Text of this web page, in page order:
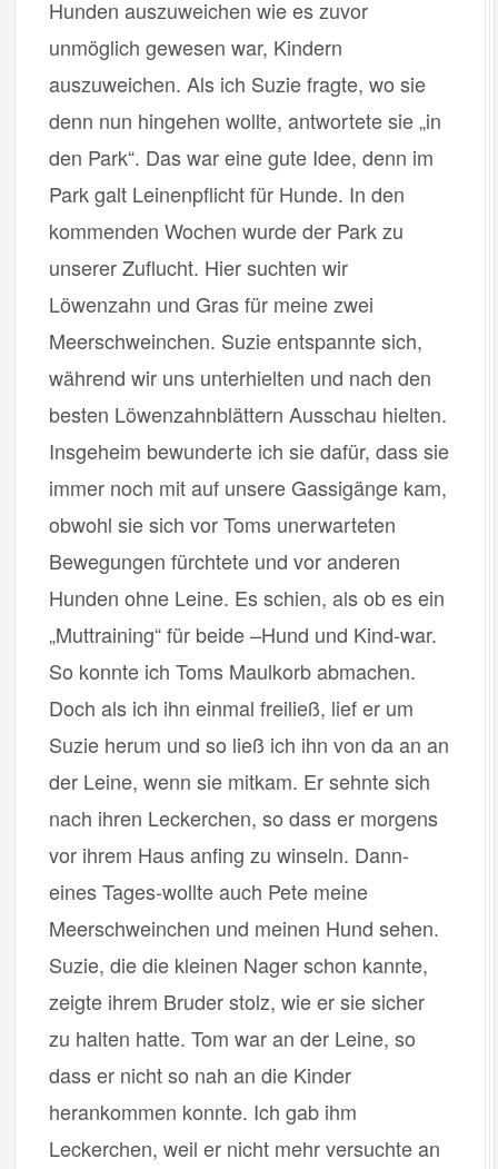
Hunden auszuweichen wie es zuvor
unmöglich gewesen war, Kindern
auszuweichen. Als ich Suzie fragte, wo sie
denn nun hingehen wollte, antwortete sie „in
den Park“. Das war eine gute Idee, denn im
Park galt Leinenpflicht für Hunde. In den
kommenden Wochen wurde der Park zu
unserer Zuflucht. Hier suchten wir
Löwenzahn und Gras für meine zwei
Meerschweinchen. Suzie entspannte sich,
während wir uns unterhielten und nach den
besten Löwenzahnblättern Ausschau hielten.
Insgeheim bewunderte ich sie dafür, dass sie
immer noch mit auf unsere Gassigänge kam,
obwohl sie sich vor Toms unerwarteten
Bewegungen fürchtete und vor anderen
Hunden ohne Leine. Es schien, als ob es ein
„Muttraining“ für beide –Hund und Kind-war.
So konnte ich Toms Maulkorb abmachen.
Doch als ich ihn einmal freiließ, lief er um
Suzie herum und so ließ ich ihn von da an an
der Leine, wenn sie mitkam. Er sehnte sich
nach ihren Leckerchen, so dass er morgens
vor ihrem Haus anfing zu winseln. Dann-
eines Tages-wollte auch Pete meine
Meerschweinchen und meinen Hund sehen.
Suzie, die die kleinen Nager schon kannte,
zeigte ihrem Bruder stolz, wie er sie sicher
zu halten hatte. Tom war an der Leine, so
dass er nicht so nah an die Kinder
herankommen konnte. Ich gab ihm
Leckerchen, weil er nicht mehr versuchte an